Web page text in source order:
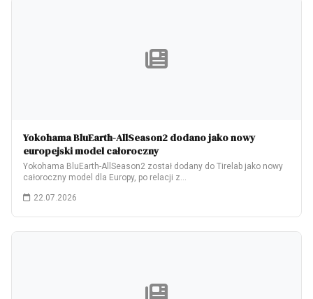
Yokohama BluEarth-AllSeason2 dodano jako nowy
europejski model całoroczny
Yokohama BluEarth-AllSeason2 został dodany do Tirelab jako nowy
całoroczny model dla Europy, po relacji z…
22.07.2026